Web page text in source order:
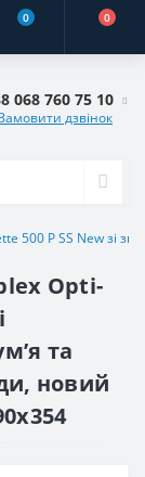
0 0
068 760 75 10
дзвінок
500 P SS New зі
Opti-
та
новий